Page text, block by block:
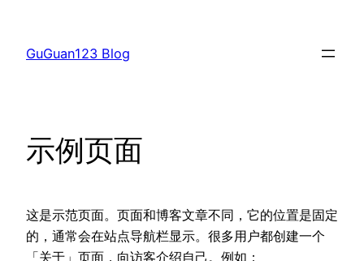
GuGuan123 Blog
示例页面
这是示范页面。页面和博客文章不同，它的位置是固定
的，通常会在站点导航栏显示。很多用户都创建一个
「关于」页面，向访客介绍自己。例如：